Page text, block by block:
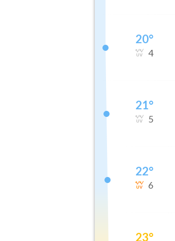
20°
4
21°
5
22°
6
23°